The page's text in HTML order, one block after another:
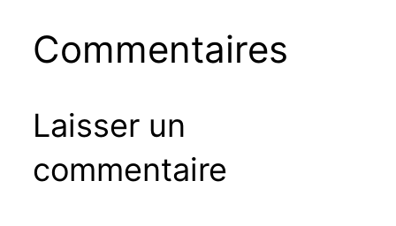
Commentaires
Laisser un
commentaire